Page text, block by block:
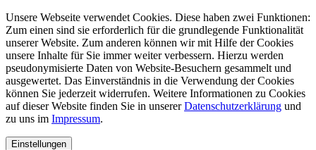
Unsere Webseite verwendet Cookies. Diese haben zwei Funktionen:
Zum einen sind sie erforderlich für die grundlegende Funktionalität
unserer Website. Zum anderen können wir mit Hilfe der Cookies
unsere Inhalte für Sie immer weiter verbessern. Hierzu werden
pseudonymisierte Daten von Website-Besuchern gesammelt und
ausgewertet. Das Einverständnis in die Verwendung der Cookies
können Sie jederzeit widerrufen. Weitere Informationen zu Cookies
auf dieser Website finden Sie in unsererDatenschutzerklärung und
zu uns im Impressum.
Einstellungen